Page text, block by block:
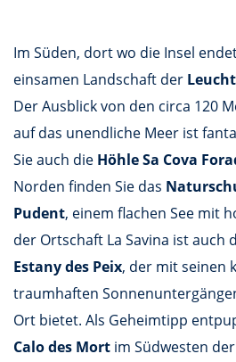
Im Süden, dort wo die Insel
einsamen Landschaft der
Der Ausblick von den circa 120
auf das unendliche Meer ist
Sie auch die Höhle Sa Cova
Norden finden Sie das
Pudent, einem flachen See mit
der Ortschaft La Savina ist auch
Estany des Peix, der mit seinen
traumhaften
Ort bietet. Als Geheimtipp
Calo des Mort im Südwesten